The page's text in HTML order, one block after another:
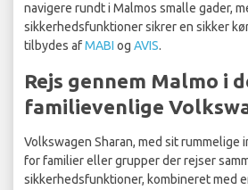
navigere rundt i Malmos smalle gader,
sikkerhedsfunktioner sikrer en sikker
tilbydes afMABI og AVIS.
Rejs gennem Malmo i
familievenlige
Volkswagen Sharan, med sit rummelige
for familier eller grupper der rejser
sikkerhedsfunktioner, kombineret med